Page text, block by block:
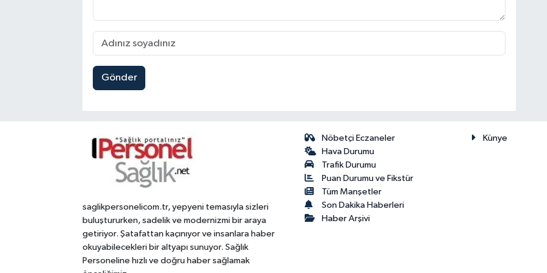
Gönder
saglikpersonelicom.tr, yepyeni temasıyla sizleri
buluştururken, sadelik ve modernizmi bir araya
getiriyor. Şatafattan kaçınıyor ve insanlara haber
okuyabilecekleri bir altyapı sunuyor. Sağlık
Personeline hızlı ve doğru haber sağlamak
Nöbetçi Eczaneler
Hava Durumu
Trafik Durumu
Puan Durumu ve Fikstür
Tüm Manşetler
Son Dakika Haberleri
Haber Arşivi
Künye